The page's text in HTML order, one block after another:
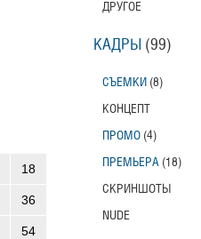
18
36
54
ДРУГОЕ
КАДРЫ (99)
СЪЕМКИ (8)
КОНЦЕПТ
ПРОМО (4)
ПРЕМЬЕРА (18)
СКРИНШОТЫ
NUDE